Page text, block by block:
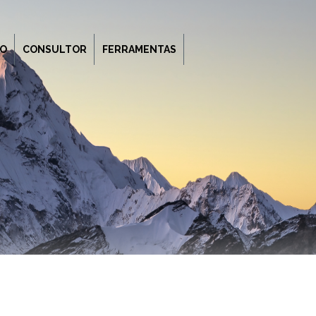
CONSULTOR FERRAMENTAS